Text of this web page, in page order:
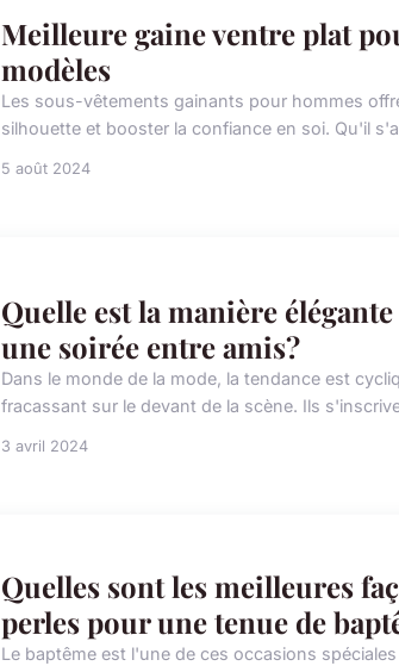
Meilleure gaine ventre plat
modèles
Les sous-vêtements gainants pour hommes
silhouette et booster la confiance en soi. Qu'il
5 août 2024
Quelle est la manière
une soirée entre amis?
Dans le monde de la mode, la tendance est
fracassant sur le devant de la scène. Ils
3 avril 2024
Quelles sont les meilleures
perles pour une tenue de
Le baptême est l'une de ces occasions